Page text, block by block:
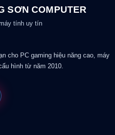
SƠN COMPUTER
tính uy tín
cho PC gaming hiệu năng cao, máy
hình từ năm 2010.